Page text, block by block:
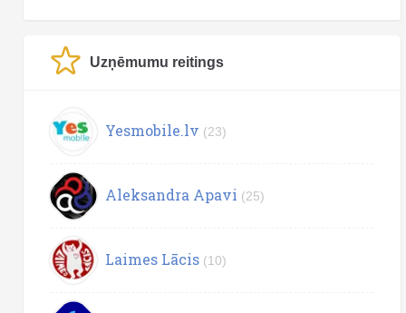
Uzņēmumu reitings
Yesmobile.lv (23)
Aleksandra Apavi (25)
Laimes Lācis (10)